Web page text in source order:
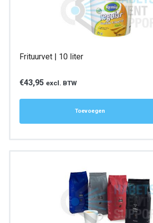
Frituurvet | 10 liter
€43,95 excl. BTW
Toevoegen